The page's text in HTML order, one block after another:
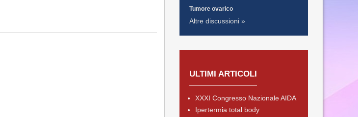
Tumore ovarico
Altre discussioni »
ULTIMI ARTICOLI
XXXI Congresso Nazionale AIDA
Ipertermia total body